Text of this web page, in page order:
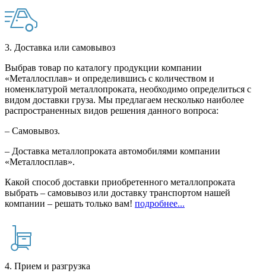
3. Доставка или самовывоз
Выбрав товар по каталогу продукции компании
«Металлосплав» и определившись с количеством и
номенклатурой металлопроката, необходимо определиться с
видом доставки груза. Мы предлагаем несколько наиболее
распространенных видов решения данного вопроса:
– Самовывоз.
– Доставка металлопроката автомобилями компании
«Металлосплав».
Какой способ доставки приобретенного металлопроката
выбрать – самовывоз или доставку транспортом нашей
компании – решать только вам! подробнее...
4. Прием и разгрузка